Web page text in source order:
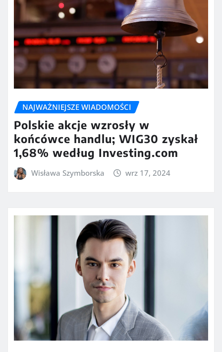
NAJWAŻNIEJSZE WIADOMOŚCI
Polskie akcje wzrosły w
końcówce handlu; WIG30 zyskał
1,68% według Investing.com
Wisława Szymborska wrz 17, 2024